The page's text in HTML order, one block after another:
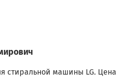
стиральной машины LG. Цена